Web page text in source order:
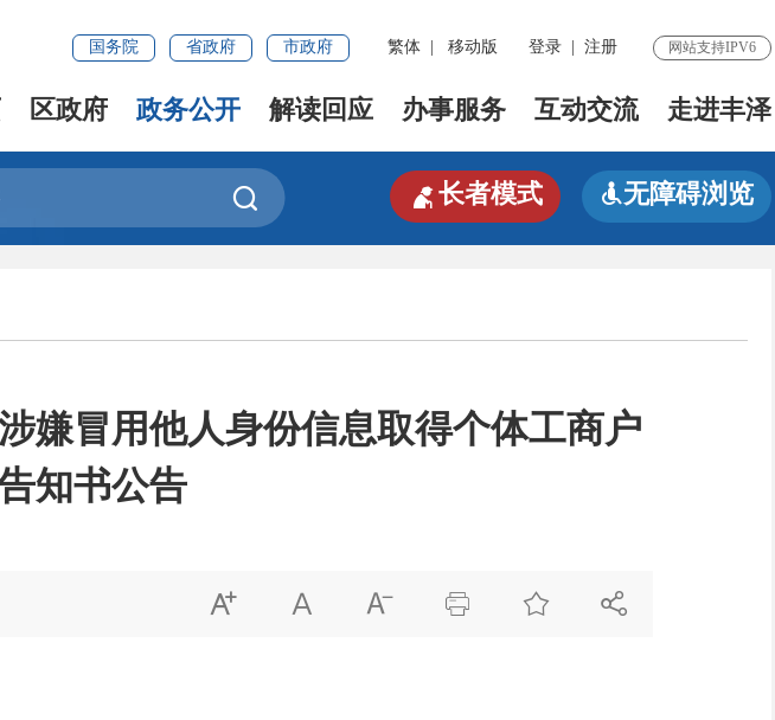
国务院 省政府 市政府 繁体 移动版 登录 注册 网站支持IPV6
区政府 政务公开 解读回应 办事服务 互动交流 走进丰泽
 长者模式 无障碍浏览
嫌冒用他人身份信息取得个体工商户
知书公告
     